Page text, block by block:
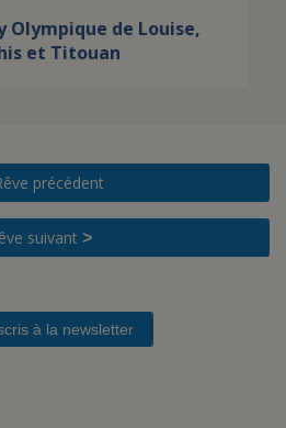
Olympique de Louise,
et Titouan
précédent
suivant >
à la newsletter